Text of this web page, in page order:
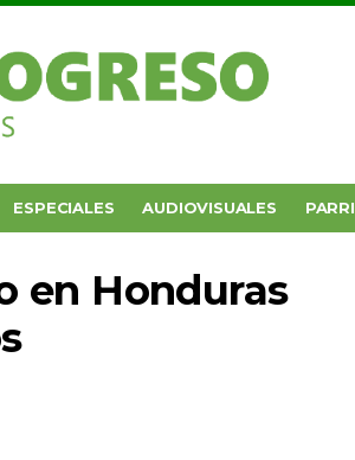
ESPECIALES AUDIOVISUALES
en Honduras